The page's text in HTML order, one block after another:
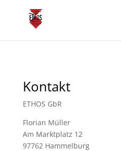
Kontakt
ETHOS GbR
Florian Müller
Am Marktplatz 12
97762 Hammelburg